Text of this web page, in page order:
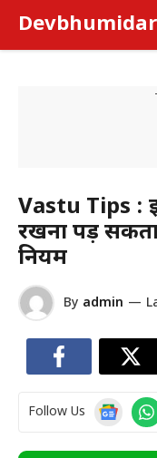
content
Vastu Tips :
रखना पड़
नियम
By admin —
Follow Us